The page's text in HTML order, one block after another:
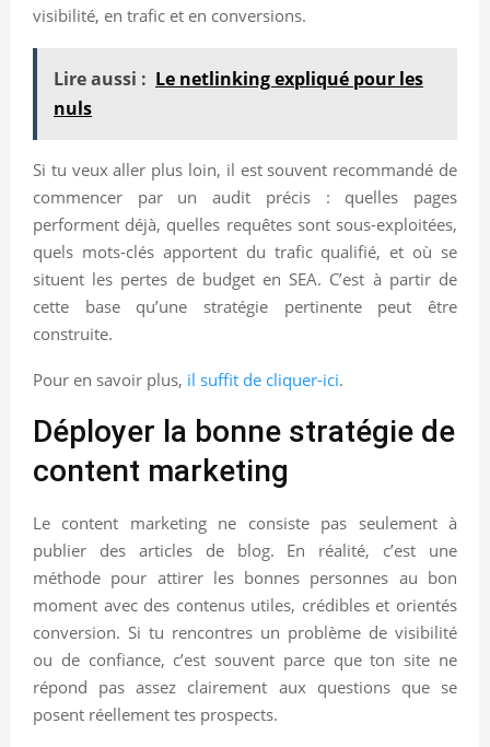
visibilité, en trafic et en conversions.
Lire aussi : Le netlinking expliqué pour les
nuls
Si tu veux aller plus loin, il est souvent recommandé de
commencer par un audit précis : quelles pages
performent déjà, quelles requêtes sont sous-exploitées,
quels mots-clés apportent du trafic qualifié, et où se
situent les pertes de budget en SEA. C’est à partir de
cette base qu’une stratégie pertinente peut être
construite.
Pour en savoir plus, il suffit de cliquer-ici.
Déployer la bonne stratégie de
content marketing
Le content marketing ne consiste pas seulement à
publier des articles de blog. En réalité, c’est une
méthode pour attirer les bonnes personnes au bon
moment avec des contenus utiles, crédibles et orientés
conversion. Si tu rencontres un problème de visibilité
ou de confiance, c’est souvent parce que ton site ne
répond pas assez clairement aux questions que se
posent réellement tes prospects.